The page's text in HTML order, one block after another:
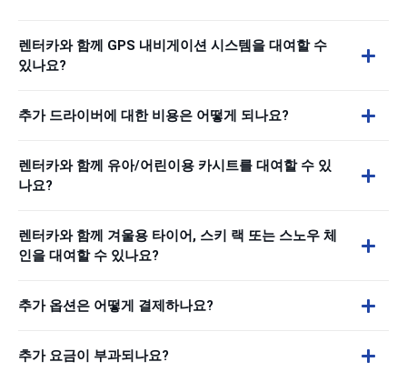
렌터카와 함께 GPS 내비게이션 시스템을 대여할 수
있나요?
추가 드라이버에 대한 비용은 어떻게 되나요?
렌터카와 함께 유아/어린이용 카시트를 대여할 수 있
나요?
렌터카와 함께 겨울용 타이어, 스키 랙 또는 스노우 체
인을 대여할 수 있나요?
추가 옵션은 어떻게 결제하나요?
추가 요금이 부과되나요?